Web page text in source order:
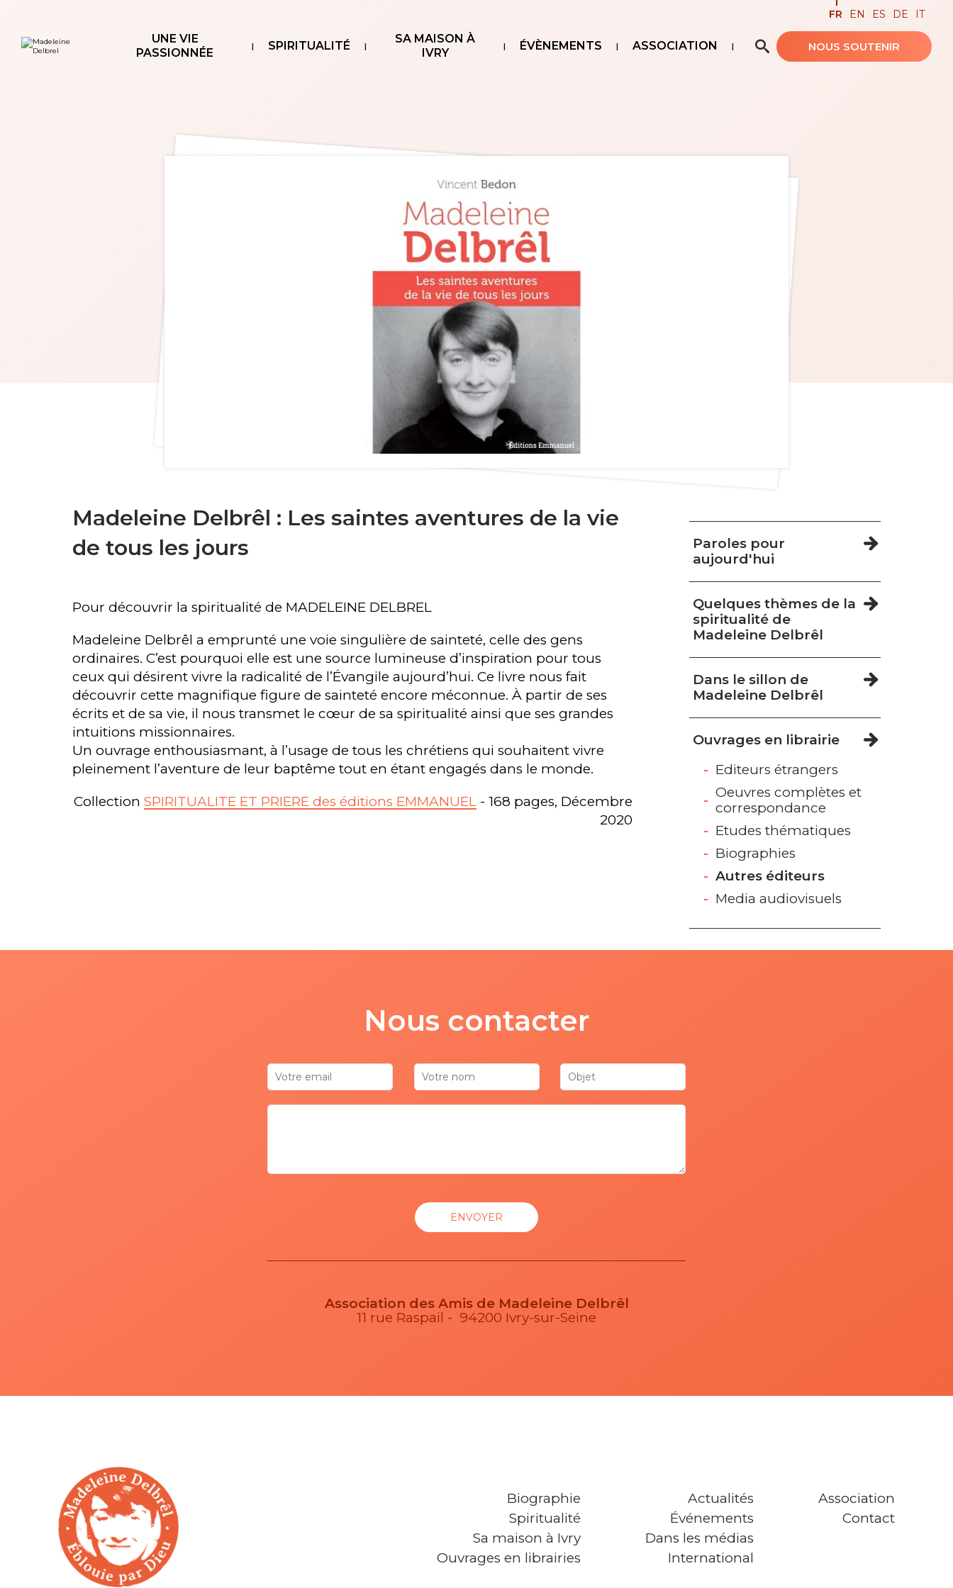
UNE VIE
PASSIONNÉE
SPIRITUALITÉ
SA MAISON À
IVRY
ÉVÈNEMENTS ASSOCIATION Recherche avancée…
FR EN ES DE IT
NOUS SOUTENIR
Madeleine Delbrêl : Les saintes aventures de la vie
de tous les jours
Pour découvrir la spiritualité de MADELEINE DELBREL
Madeleine Delbrêl a emprunté une voie singulière de sainteté, celle des gens
ordinaires. C’est pourquoi elle est une source lumineuse d’inspiration pour tous
ceux qui désirent vivre la radicalité de l’Évangile aujourd’hui. Ce livre nous fait
découvrir cette magnifique figure de sainteté encore méconnue. À partir de ses
écrits et de sa vie, il nous transmet le cœur de sa spiritualité ainsi que ses grandes
intuitions missionnaires.
Un ouvrage enthousiasmant, à l’usage de tous les chrétiens qui souhaitent vivre
pleinement l’aventure de leur baptême tout en étant engagés dans le monde.
Collection SPIRITUALITE ET PRIERE des éditions EMMANUEL - 168 pages, Décembre
2020
Navigation
Paroles pour
aujourd'hui
Quelques thèmes de la
spiritualité de
Madeleine Delbrêl
Dans le sillon de
Madeleine Delbrêl
Ouvrages en librairie
Editeurs étrangers
Oeuvres complètes et
correspondance
Etudes thématiques
Biographies
Autres éditeurs
Media audiovisuels
Nous contacter
Association des Amis de Madeleine Delbrêl
11 rue Raspail - 94200 Ivry-sur-Seine
Biographie
Spiritualité
Sa maison à Ivry
Ouvrages en librairies
Actualités
Événements
Dans les médias
International
Association
Contact